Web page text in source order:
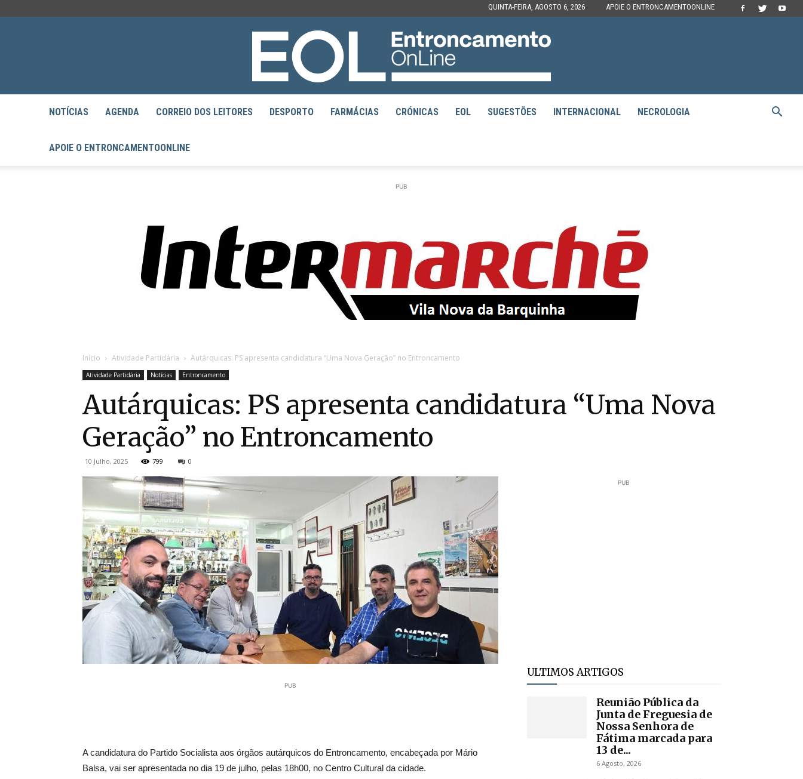
QUINTA-FEIRA, AGOSTO 6, 2026 APOIE O ENTRONCAMENTOONLINE
EntroncamentoOnline
NOTÍCIAS AGENDA CORREIO DOS LEITORES DESPORTO FARMÁCIAS CRÓNICAS EOL SUGESTÕES INTERNACIONAL NECROLOGIA
APOIE O ENTRONCAMENTOONLINE
PUB
Início Atividade Partidária Autárquicas: PS apresenta candidatura “Uma Nova Geração” no Entroncamento
Atividade Partidária Notícias Entroncamento
Autárquicas: PS apresenta candidatura “Uma Nova
Geração” no Entroncamento
10 Julho, 2025 799 0
PUB
A candidatura do Partido Socialista aos órgãos autárquicos do Entroncamento, encabeçada por Mário
Balsa, vai ser apresentada no dia 19 de julho, pelas 18h00, no Centro Cultural da cidade.
PUB
ULTIMOS ARTIGOS
Reunião Pública da
Junta de Freguesia de
Nossa Senhora de
Fátima marcada para
13 de...
6 Agosto, 2026